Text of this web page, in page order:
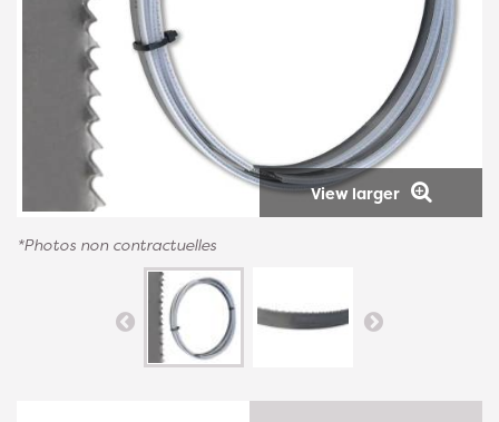
View larger
*Photos non contractuelles